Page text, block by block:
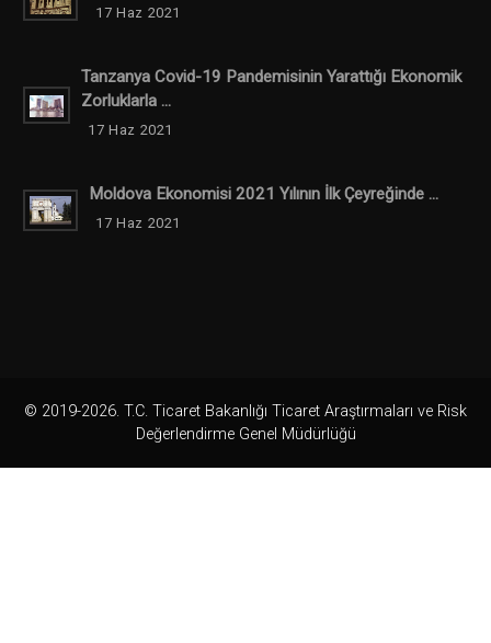
17 Haz 2021
Tanzanya Covid-19 Pandemisinin Yarattığı Ekonomik
Zorluklarla ...
17 Haz 2021
Moldova Ekonomisi 2021 Yılının İlk Çeyreğinde ...
17 Haz 2021
© 2019-2026. T.C. Ticaret Bakanlığı Ticaret Araştırmaları ve Risk
Değerlendirme Genel Müdürlüğü